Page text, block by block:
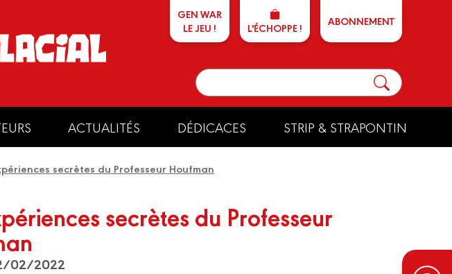
GEN WAR
LE JEU !
L'ÉCHOPPE ! ABONNEMENT
ACTUALITÉS DÉDICACES STRIP & STRAPONTIN
secrètes du Professeur Houfman
secrètes du Professeur
02/2022